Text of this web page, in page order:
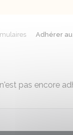
Adhérer
pas encore